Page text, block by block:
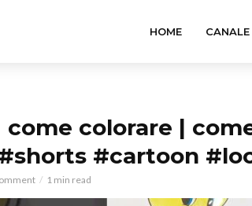
HOME CANALE
colorare |
#cartoon
1 min read